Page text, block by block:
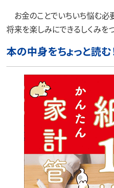
お金のことでいちいち悩む必
将来を楽しみにできるしくみを
本の中身をちょっと読む